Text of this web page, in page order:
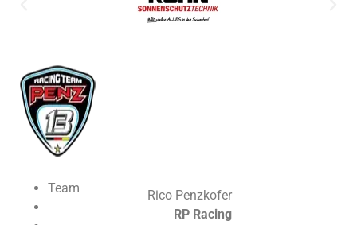
Team
Rico Penzkofer
RP Racing